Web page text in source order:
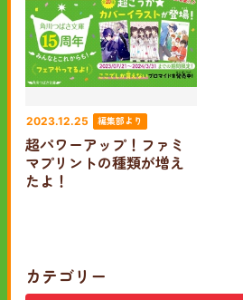
2023.12.25 編集部より
超パワーアップ！ファミ
マプリントの種類が増え
たよ！
カテゴリー